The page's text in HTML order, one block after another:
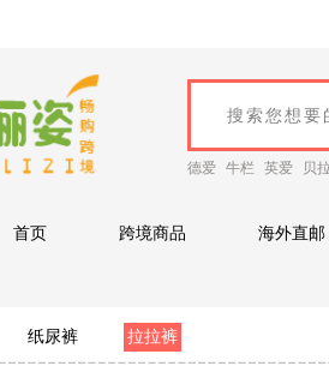
德爱 牛栏 英爱 贝
首页 跨境商品 海外直邮
纸尿裤 拉拉裤